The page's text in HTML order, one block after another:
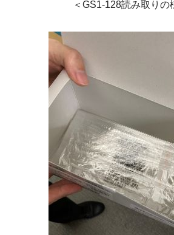
＜GS1-128読み取りの